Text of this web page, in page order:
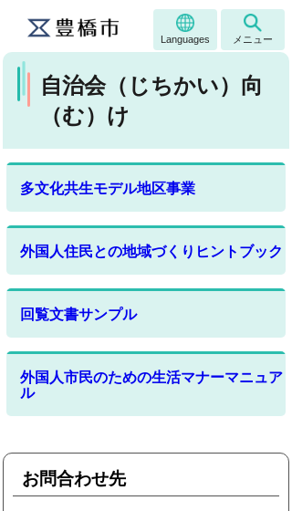
Languages メニュー
自治会（じちかい）向
（む）け
多文化共生モデル地区事業
外国人住民との地域づくりヒントブック
回覧文書サンプル
外国人市民のための生活マナーマニュア
ル
お問合わせ先